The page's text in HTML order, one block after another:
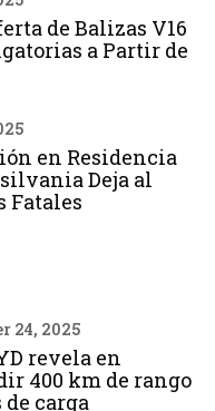
de Balizas V16
a Partir de
en Residencia
Deja al
Fatales
24, 2025
revela en
400 km de rango
carga